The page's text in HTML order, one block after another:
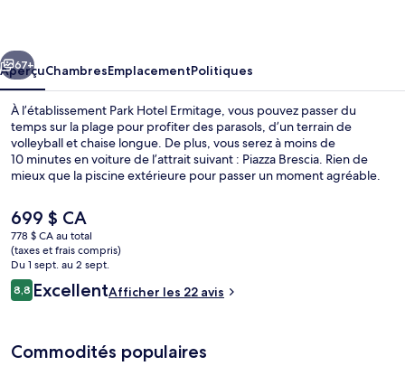
Suivant
67+
AperçuChambresEmplacementPolitiques
À l’établissement Park Hotel Ermitage, vous pouvez passer du
temps sur la plage pour profiter des parasols, d’un terrain de
volleyball et chaise longue. De plus, vous serez à moins de
10 minutes en voiture de l’attrait suivant : Piazza Brescia. Rien de
mieux que la piscine extérieure pour passer un moment agréable.
massages en profondeur, des soins du visage et de la
thalassothérapie. Main Restaurant Ermitage sert une cuisine
internationale et est ouvert pour le le dîner et le le souper. Un bar
attenant à la piscine, un centre d’entraînement physique et un
sauna sont d’autres points saillants.
Le
prix
actuel
est
de 699 $ CA
699 $ CA
778 $ CA au total
(taxes et frais compris)
Du 1 sept. au 2 sept.
Avis
8,88,8 sur 10 –
ExcellentAfficher les 22 avis
Commodités populaires